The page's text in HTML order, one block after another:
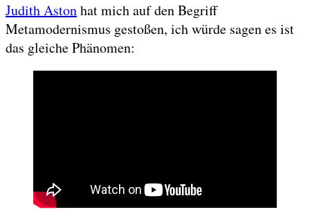
Judith Astonhat mich auf den Begriff
Metamodernismus gestoßen, ich würde sagen es ist
das gleiche Phänomen: